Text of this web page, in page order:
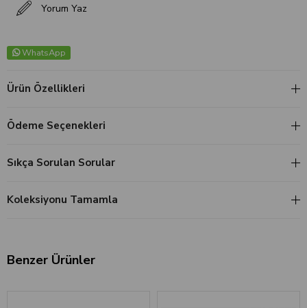
Yorum Yaz
WhatsApp
Ürün Özellikleri
Ödeme Seçenekleri
Sıkça Sorulan Sorular
Koleksiyonu Tamamla
Benzer Ürünler